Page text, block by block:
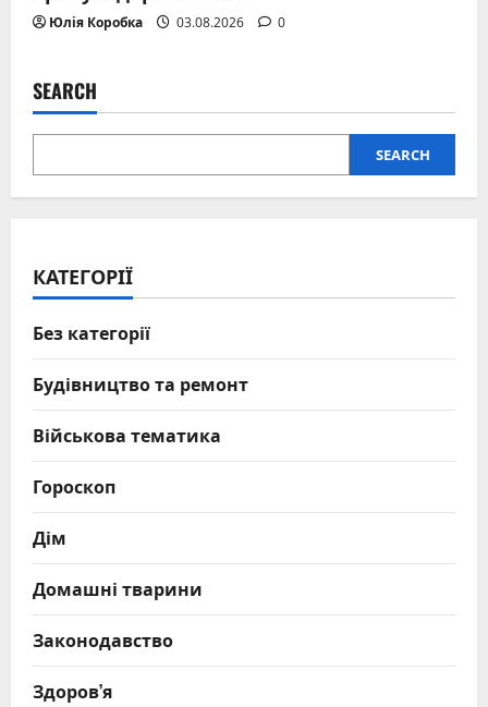
Юлія Коробка 03.08.2026 0
SEARCH
SEARCH
КАТЕГОРІЇ
Без категорії
Будівництво та ремонт
Військова тематика
Гороскоп
Дім
Домашні тварини
Законодавство
Здоров’я